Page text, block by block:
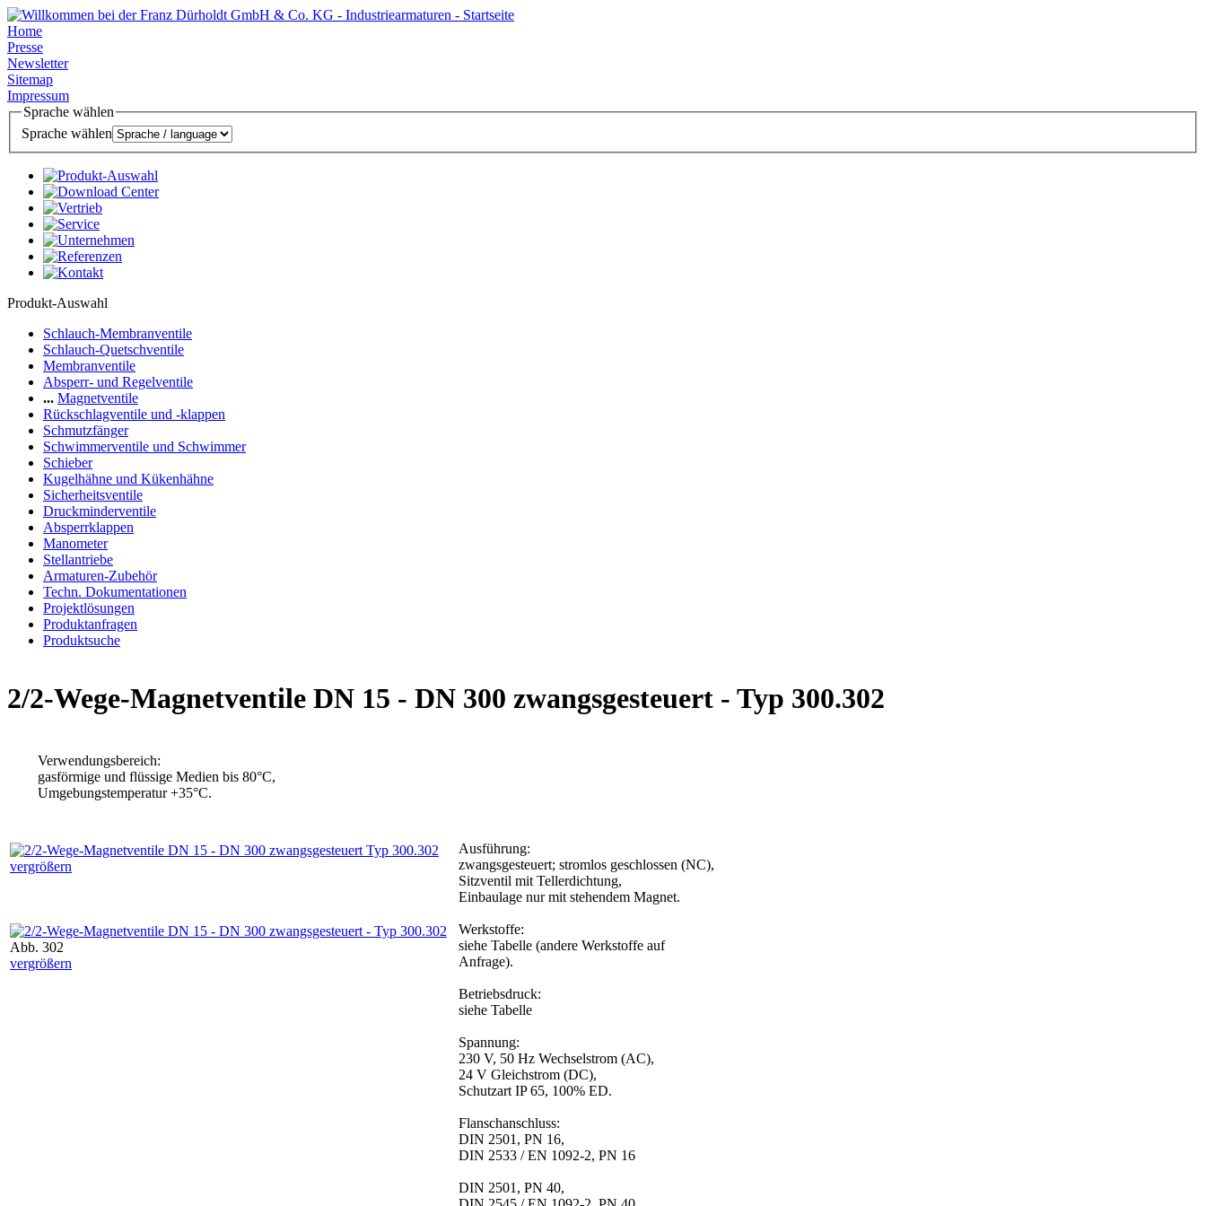
Home
Presse
Newsletter
Sitemap
Impressum
Sprache wählen
Sprache wählen
Produkt-Auswahl
Schlauch-Membranventile
Schlauch-Quetschventile
Membranventile
Absperr- und Regelventile
... Magnetventile
Rückschlagventile und -klappen
Schmutzfänger
Schwimmerventile und Schwimmer
Schieber
Kugelhähne und Kükenhähne
Sicherheitsventile
Druckminderventile
Absperrklappen
Manometer
Stellantriebe
Armaturen-Zubehör
Techn. Dokumentationen
Projektlösungen
Produktanfragen
Produktsuche
2/2-Wege-Magnetventile DN 15 - DN 300 zwangsgesteuert - Typ 300.302
Verwendungsbereich:
gasförmige und flüssige Medien bis 80°C,
Umgebungstemperatur +35°C.
vergrößern
Abb. 302
vergrößern
Ausführung:
zwangsgesteuert; stromlos geschlossen (NC),
Sitzventil mit Tellerdichtung,
Einbaulage nur mit stehendem Magnet.
Werkstoffe:
siehe Tabelle (andere Werkstoffe auf
Anfrage).
Betriebsdruck:
siehe Tabelle
Spannung:
230 V, 50 Hz Wechselstrom (AC),
24 V Gleichstrom (DC),
Schutzart IP 65, 100% ED.
Flanschanschluss:
DIN 2501, PN 16,
DIN 2533 / EN 1092-2, PN 16
DIN 2501, PN 40,